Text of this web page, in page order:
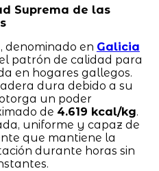
Suprema de las
denominado en Galicia
patrón de calidad para
en hogares gallegos.
dura debido a su
un poder
de 4.619 kcal/kg.
uniforme y capaz de
que mantiene la
durante horas sin